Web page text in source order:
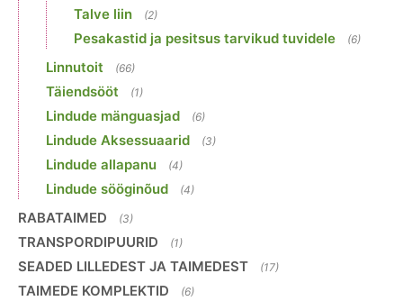
Talve liin (2)
Pesakastid ja pesitsus tarvikud tuvidele (6)
Linnutoit (66)
Täiendsööt (1)
Lindude mänguasjad (6)
Lindude Aksessuaarid (3)
Lindude allapanu (4)
Lindude sööginõud (4)
RABATAIMED (3)
TRANSPORDIPUURID (1)
SEADED LILLEDEST JA TAIMEDEST (17)
TAIMEDE KOMPLEKTID (6)